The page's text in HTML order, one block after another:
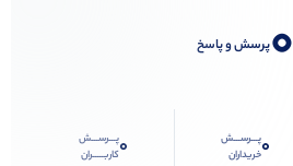
0پرسش و پاسخ
0پـــرســـش
خریداران
0پـــرســـش
کاربـــــران